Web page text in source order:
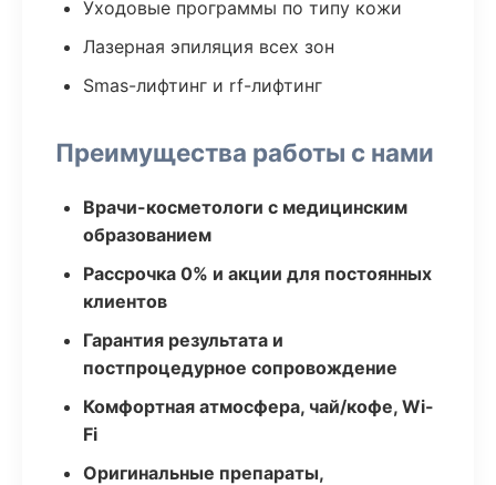
Уходовые программы по типу кожи
Лазерная эпиляция всех зон
Smas-лифтинг и rf-лифтинг
Преимущества работы с нами
Врачи-косметологи с медицинским
образованием
Рассрочка 0% и акции для постоянных
клиентов
Гарантия результата и
постпроцедурное сопровождение
Комфортная атмосфера, чай/кофе, Wi-
Fi
Оригинальные препараты,